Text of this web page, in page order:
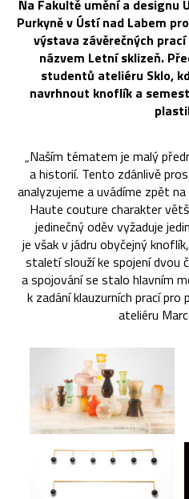
Na Fakultě umění a designu
Purkyně v Ústí nad Labem
výstava závěrečných
názvem Letní sklizeň.
studentů ateliéru Sklo,
navrhnout knoflík a
„Naším tématem je malý
a historií. Tento zdánlivě
analyzujeme a uvádíme zpět
Haute couture charakter
jedinečný oděv vyžaduje
je však v jádru obyčejný
staletí slouží ke spojení dvou
a spojování se stalo hlavním
k zadání klauzurních prací
ateliéru